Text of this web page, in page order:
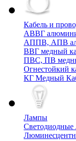
Кабель и
АВВГ
АППВ, АПВ
ВВГ медный
ПВС, ПВ
Огнестойкий
КГ Медный
Лампы